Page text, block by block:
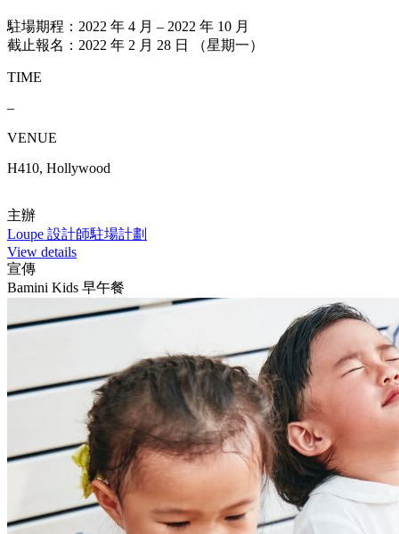
駐場期程：2022 年 4 月 – 2022 年 10 月
截止報名：2022 年 2 月 28 日 （星期一）
TIME
–
VENUE
H410, Hollywood
主辦
Loupe 設計師駐場計劃
View details
宣傳
Bamini Kids 早午餐